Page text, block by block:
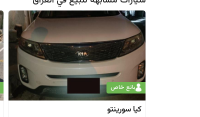
بائع خاص
كيا سورينتو